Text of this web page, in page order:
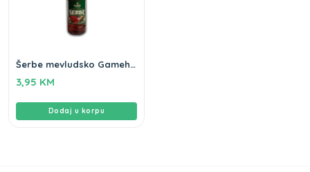
Šerbe mevludsko Gameha
3,95 KM
Dodaj u korpu